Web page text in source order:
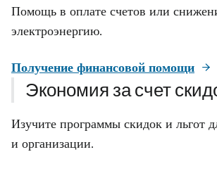
Помощь в оплате счетов или
электроэнергию.
Получение финансовой помощи
Экономия за счет
Изучите программы скидок и льгот
и организации.